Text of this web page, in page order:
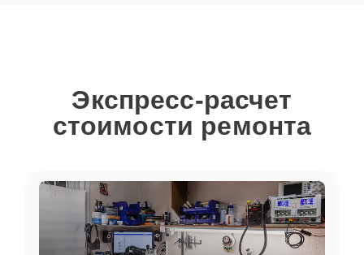
Экспресс-расчет
стоимости ремонта